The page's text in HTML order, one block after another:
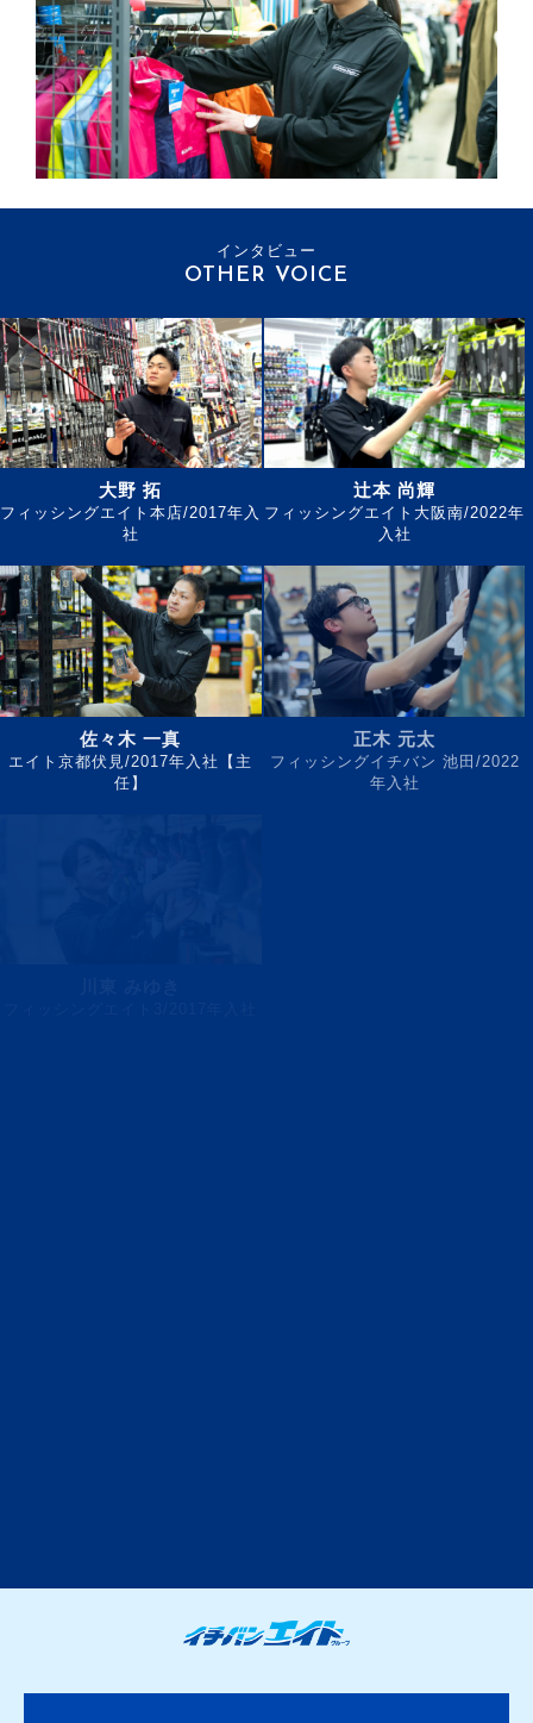
インタビュー
OTHER VOICE
大野 拓
フィッシングエイト本店/2017年入
社
辻本 尚輝
フィッシングエイト大阪南/2022年
入社
佐々木 一真
エイト京都伏見/2017年入社【主
任】
正木 元太
フィッシングイチバン 池田/2022
年入社